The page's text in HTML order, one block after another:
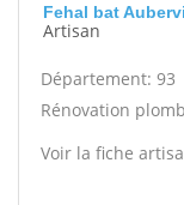
Fehal bat
Artisan
Département: 93
Rénovation
Voir la fiche